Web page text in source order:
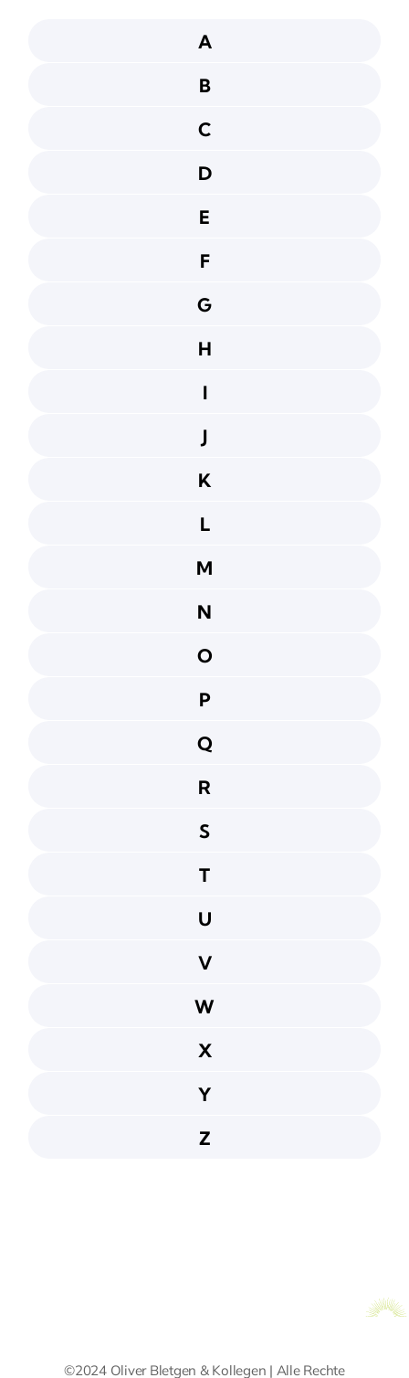
A
B
C
D
E
F
G
H
I
J
K
L
M
N
O
P
Q
R
S
T
U
V
W
X
Y
Z
©2024 Oliver Bletgen & Kollegen | Alle Rechte